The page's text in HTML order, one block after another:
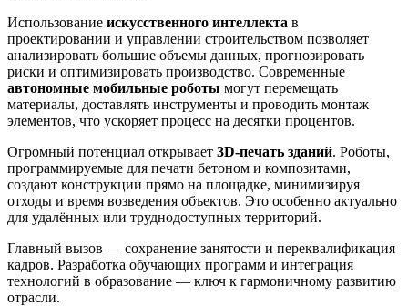
Использование искусственного интеллекта в
проектировании и управлении строительством позволяет
анализировать большие объемы данных, прогнозировать
риски и оптимизировать производство. Современные
автономные мобильные роботы могут перемещать
материалы, доставлять инструменты и проводить монтаж
элементов, что ускоряет процесс на десятки процентов.
Огромный потенциал открывает 3D-печать зданий. Роботы,
программируемые для печати бетоном и композитами,
создают конструкции прямо на площадке, минимизируя
отходы и время возведения объектов. Это особенно актуально
для удалённых или труднодоступных территорий.
Главный вызов — сохранение занятости и переквалификация
кадров. Разработка обучающих программ и интеграция
технологий в образование — ключ к гармоничному развитию
отрасли.